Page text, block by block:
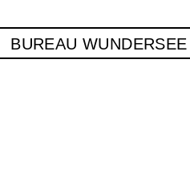
BUREAU WUNDERSEE